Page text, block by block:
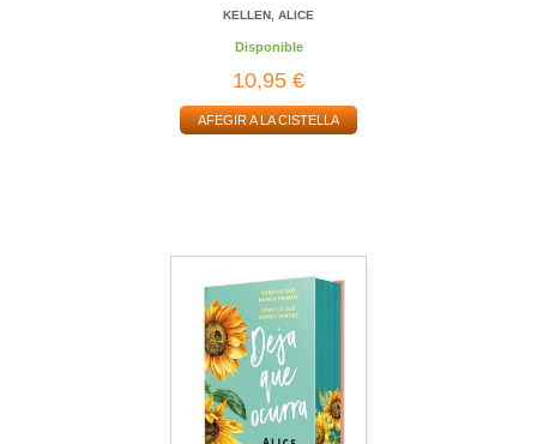
KELLEN, ALICE
Disponible
10,95 €
AFEGIR A LA CISTELLA